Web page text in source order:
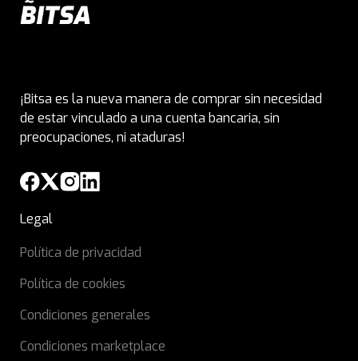
¡Bitsa es la nueva manera de comprar sin necesidad
de estar vinculado a una cuenta bancaria, sin
preocupaciones, ni ataduras!
Legal
Política de privacidad
Política de cookies
Condiciones generales
Condiciones marketplace